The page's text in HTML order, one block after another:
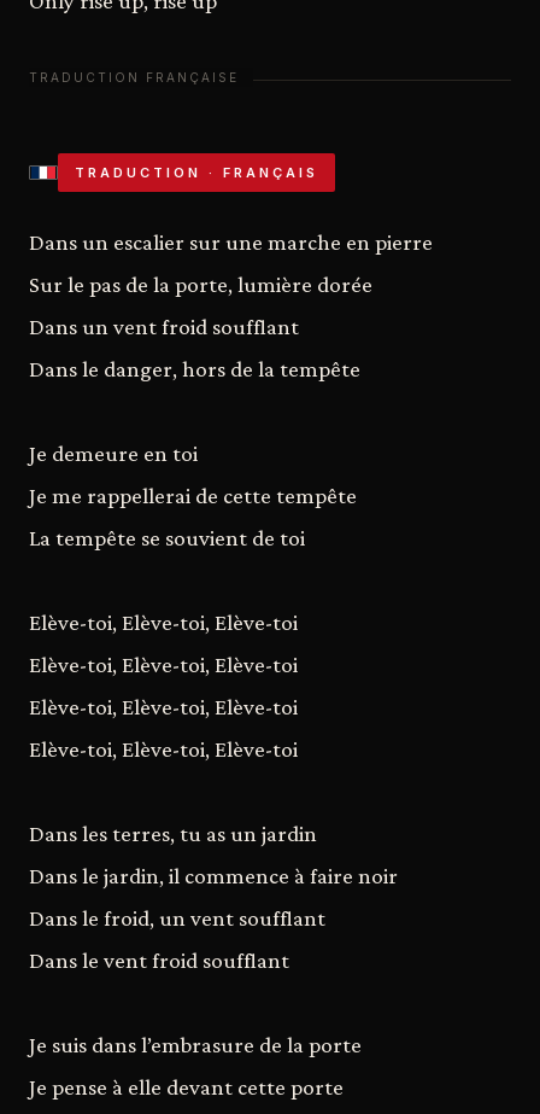
TRADUCTION · FRANÇAIS
Dans un escalier sur une marche en pierre
Sur le pas de la porte, lumière dorée
Dans un vent froid soufflant
Dans le danger, hors de la tempête
Je demeure en toi
Je me rappellerai de cette tempête
La tempête se souvient de toi
Elève-toi, Elève-toi, Elève-toi
Elève-toi, Elève-toi, Elève-toi
Elève-toi, Elève-toi, Elève-toi
Elève-toi, Elève-toi, Elève-toi
Dans les terres, tu as un jardin
Dans le jardin, il commence à faire noir
Dans le froid, un vent soufflant
Dans le vent froid soufflant
Je suis dans l’embrasure de la porte
Je pense à elle devant cette porte